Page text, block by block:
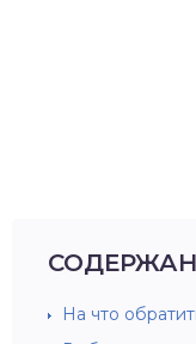
На что